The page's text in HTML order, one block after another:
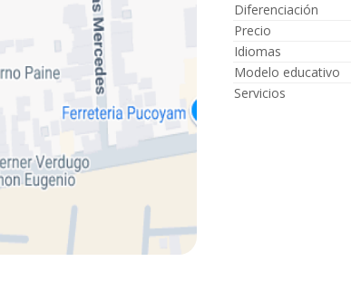
Diferenciación
Precio
Idiomas
Modelo educativo
Servicios